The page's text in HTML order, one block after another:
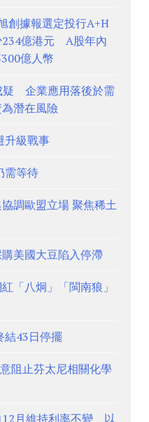
創據報選定投行A+H
234億港元 A股年內
億人幣
疑 企業應用落後於需
潛在風險
升級戰事
需等待
調歐盟立場 聚焦稀土
美國大豆陷入停滯
「八炯」「閩南狼」
結43日停擺
阻止芬太尼相關化學
12月維持利率不變 以